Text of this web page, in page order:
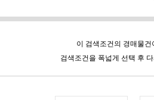
이 검색조건의 경매물건
검색조건을 폭넓게 선택 후